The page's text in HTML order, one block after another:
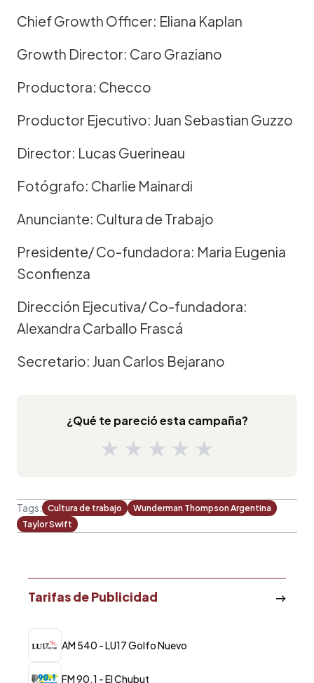
Chief Growth Officer: Eliana Kaplan
Growth Director: Caro Graziano
Productora: Checco
Productor Ejecutivo: Juan Sebastian Guzzo
Director: Lucas Guerineau
Fotógrafo: Charlie Mainardi
Anunciante: Cultura de Trabajo
Presidente/ Co-fundadora: Maria Eugenia
Sconfienza
Dirección Ejecutiva/ Co-fundadora:
Alexandra Carballo Frascá
Secretario: Juan Carlos Bejarano
¿Qué te pareció esta campaña?
★ ★ ★ ★ ★
Tags: Cultura de trabajo
Wunderman Thompson Argentina
Taylor Swift
Tarifas de Publicidad
AM 540 - LU17 Golfo Nuevo
FM 90.1 - El Chubut